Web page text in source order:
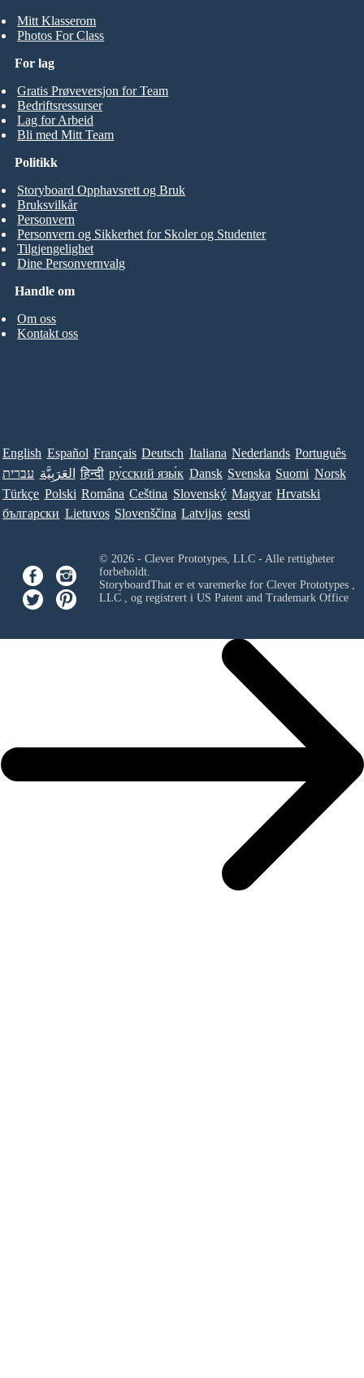
Mitt Klasserom
Photos For Class
For lag
Gratis Prøveversjon for Team
Bedriftsressurser
Lag for Arbeid
Bli med Mitt Team
Handle om
Om oss
Kontakt oss
Politikk
Storyboard Opphavsrett og Bruk
Bruksvilkår
Personvern
Personvern og Sikkerhet for Skoler og Studenter
Tilgjengelighet
Dine Personvernvalg
English Español Français Deutsch Italiana Nederlands Português
עברית العَرَبِيَّة हिन्दी ру́сский язы́к Dansk Svenska Suomi Norsk
Türkçe Polski Româna Ceština Slovenský Magyar Hrvatski
български Lietuvos Slovenščina Latvijas eesti
© 2026 - Clever Prototypes, LLC - Alle rettigheter
forbeholdt.
StoryboardThat er et varemerke for Clever Prototypes ,
LLC, og registrert i US Patent and Trademark Office